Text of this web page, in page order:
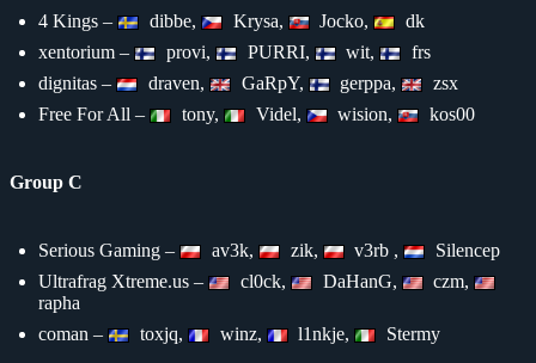
4 Kings – dibbe, Krysa, Jocko,
dk
xentorium –
provi, PURRI, wit,
frs
dignitas –
draven, GaRpY, gerppa,
zsx
Free For All –
tony, Videl, wision, kos00
Group C
Serious Gaming – av3k, zik, v3rb ,
Silencep
Ultrafrag Xtreme.us –
cl0ck, DaHanG,
czm,
rapha
coman –
toxjq, winz, l1nkje, Stermy